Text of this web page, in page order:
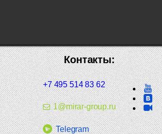
Контакты:
+7 495 514 83 62
1@mirar-group.ru
Telegram